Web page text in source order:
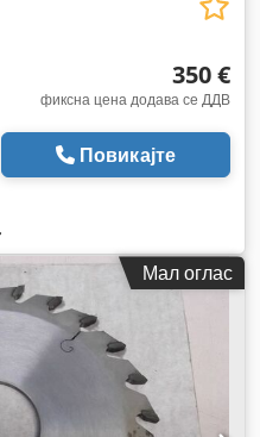
350 €
фиксна цена додава се ДДВ
Повикајте
Мал оглас